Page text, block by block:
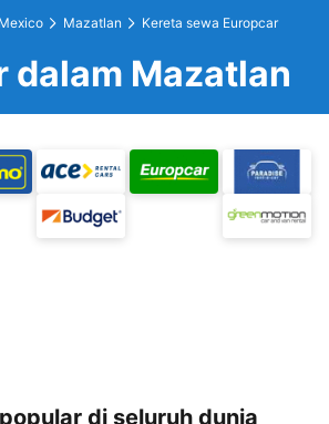
Mexico Mazatlan Kereta sewa Europcar
dalam Mazatlan
di seluruh dunia